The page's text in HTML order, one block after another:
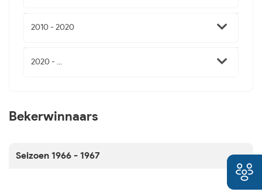
2010 - 2020
2020 - ...
Bekerwinnaars
Seizoen 1966 - 1967